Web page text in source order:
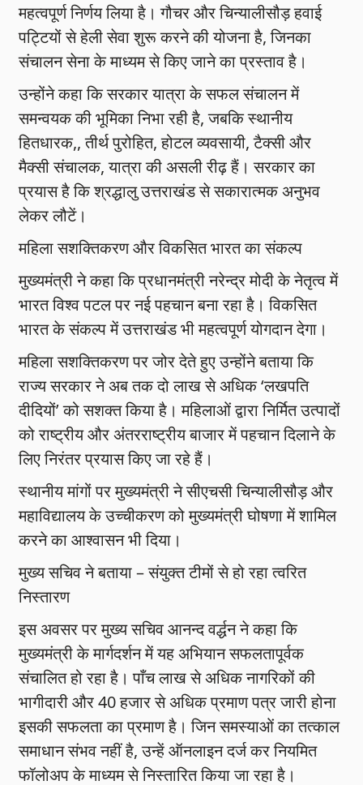
महत्वपूर्ण निर्णय लिया है। गौचर और चिन्यालीसौड़ हवाई
पट्टियों से हेली सेवा शुरू करने की योजना है, जिनका
संचालन सेना के माध्यम से किए जाने का प्रस्ताव है।
उन्होंने कहा कि सरकार यात्रा के सफल संचालन में
समन्वयक की भूमिका निभा रही है, जबकि स्थानीय
हितधारक,, तीर्थ पुरोहित, होटल व्यवसायी, टैक्सी और
मैक्सी संचालक, यात्रा की असली रीढ़ हैं। सरकार का
प्रयास है कि श्रद्धालु उत्तराखंड से सकारात्मक अनुभव
लेकर लौटें।
महिला सशक्तिकरण और विकसित भारत का संकल्प
मुख्यमंत्री ने कहा कि प्रधानमंत्री नरेन्द्र मोदी के नेतृत्व में
भारत विश्व पटल पर नई पहचान बना रहा है। विकसित
भारत के संकल्प में उत्तराखंड भी महत्वपूर्ण योगदान देगा।
महिला सशक्तिकरण पर जोर देते हुए उन्होंने बताया कि
राज्य सरकार ने अब तक दो लाख से अधिक ‘लखपति
दीदियों’ को सशक्त किया है। महिलाओं द्वारा निर्मित उत्पादों
को राष्ट्रीय और अंतरराष्ट्रीय बाजार में पहचान दिलाने के
लिए निरंतर प्रयास किए जा रहे हैं।
स्थानीय मांगों पर मुख्यमंत्री ने सीएचसी चिन्यालीसौड़ और
महाविद्यालय के उच्चीकरण को मुख्यमंत्री घोषणा में शामिल
करने का आश्वासन भी दिया।
मुख्य सचिव ने बताया – संयुक्त टीमों से हो रहा त्वरित
निस्तारण
इस अवसर पर मुख्य सचिव आनन्द वर्द्धन ने कहा कि
मुख्यमंत्री के मार्गदर्शन में यह अभियान सफलतापूर्वक
संचालित हो रहा है। पाँच लाख से अधिक नागरिकों की
भागीदारी और 40 हजार से अधिक प्रमाण पत्र जारी होना
इसकी सफलता का प्रमाण है। जिन समस्याओं का तत्काल
समाधान संभव नहीं है, उन्हें ऑनलाइन दर्ज कर नियमित
फॉलोअप के माध्यम से निस्तारित किया जा रहा है।